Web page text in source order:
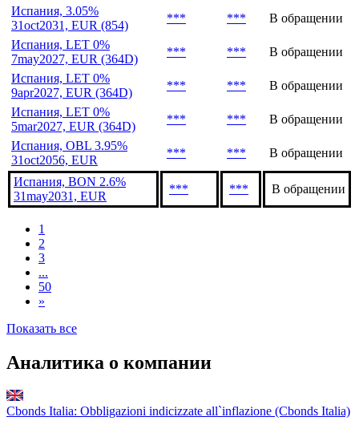
Испания, 3.05%
31oct2031, EUR (854)
*** ***
В обращении
Испания, LET 0%
7may2027, EUR (364D)
*** ***
В обращении
Испания, LET 0%
9apr2027, EUR (364D)
*** ***
В обращении
Испания, LET 0%
5mar2027, EUR (364D)
*** ***
В обращении
Испания, OBL 3.95%
31oct2056, EUR
*** *** В обращении
Испания, BON 2.6%
31may2031, EUR
*** *** В обращении
1
2
3
...
50
»
Показать все
Аналитика о компании
Cbonds Italia: Obbligazioni indicizzate all`inflazione (Cbonds Italia)